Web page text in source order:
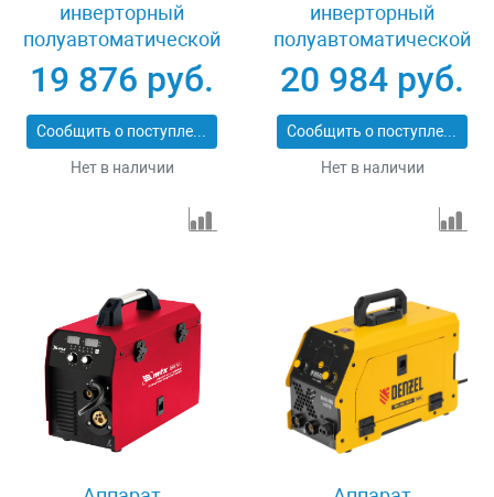
инверторный
полуавтоматической
сварки MIG-180S,
180A, ПВ 60%,
катушка 5 кг MTX
94302
19 876 руб.
Сообщить о поступлении
Нет в наличии
инверторный
полуавтоматической
сварки MIG-200S,
200A, ПВ 60%,
катушка 5 кг MTX
94303
20 984 руб.
Сообщить о поступлении
Нет в наличии